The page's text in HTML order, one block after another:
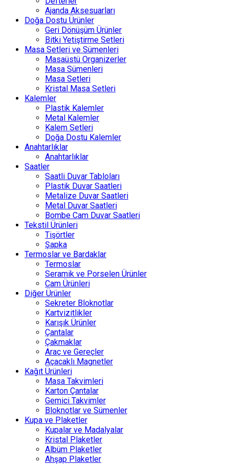
Ajanda Aksesuarları
Doğa Dostu Ürünler
Geri Dönüşüm Ürünler
Bitki Yetiştirme Setleri
Masa Setleri ve Sümenleri
Masaüstü Organizerler
Masa Sümenleri
Masa Setleri
Kristal Masa Setleri
Kalemler
Plastik Kalemler
Metal Kalemler
Kalem Setleri
Doğa Dostu Kalemler
Anahtarlıklar
Anahtarlıklar
Saatler
Saatli Duvar Tabloları
Plastik Duvar Saatleri
Metalize Duvar Saatleri
Metal Duvar Saatleri
Bombe Cam Duvar Saatleri
Tekstil Ürünleri
Tişörtler
Şapka
Termoslar ve Bardaklar
Termoslar
Seramik ve Porselen Ürünler
Cam Ürünleri
Diğer Ürünler
Sekreter Bloknotlar
Kartvizitlikler
Karışık Ürünler
Çantalar
Çakmaklar
Araç ve Gereçler
Açacaklı Magnetler
Kağıt Ürünleri
Masa Takvimleri
Karton Çantalar
Gemici Takvimler
Bloknotlar ve Sümenler
Kupa ve Plaketler
Kupalar ve Madalyalar
Kristal Plaketler
Albüm Plaketler
Ahşap Plaketler